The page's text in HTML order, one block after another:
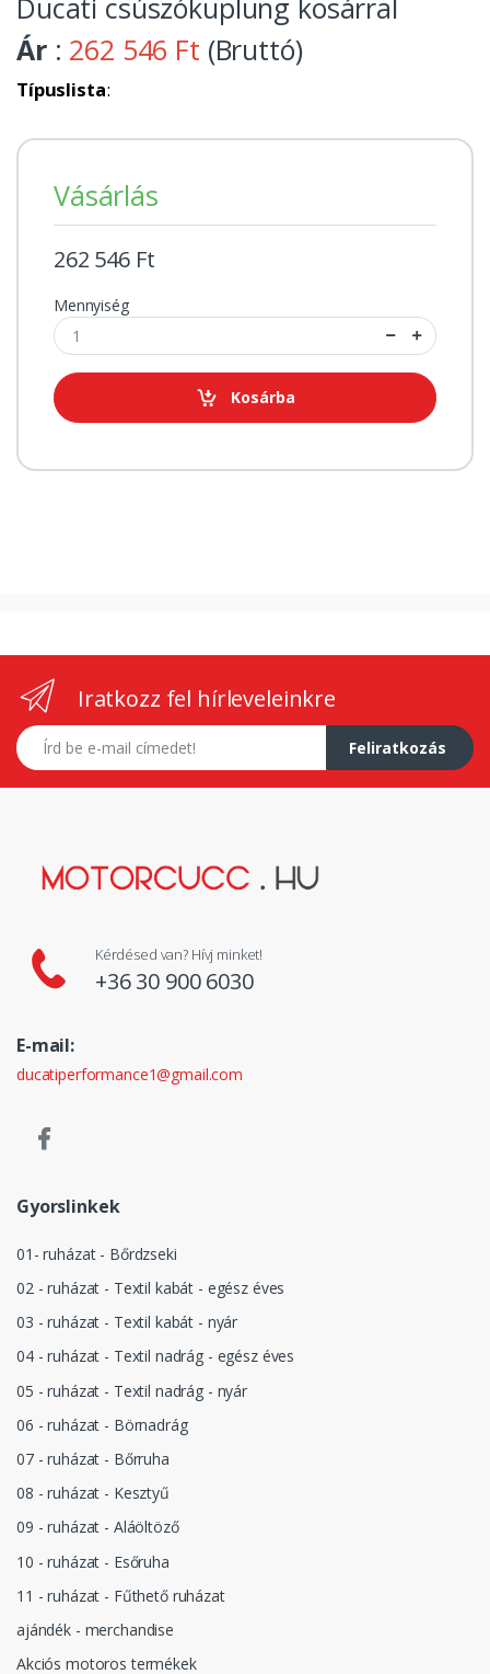
Ducati csúszókuplung kosárral
Ár : 262 546 Ft (Bruttó)
Típuslista:
Vásárlás
262 546 Ft
Mennyiség
Kosárba
Iratkozz fel hírleveleinkre
E-mail címed
Feliratkozás
Kérdésed van? Hívj minket!
+36 30 900 6030
E-mail:
ducatiperformance1@gmail.com
Gyorslinkek
01- ruházat - Bőrdzseki
02 - ruházat - Textil kabát - egész éves
03 - ruházat - Textil kabát - nyár
04 - ruházat - Textil nadrág - egész éves
05 - ruházat - Textil nadrág - nyár
06 - ruházat - Börnadrág
07 - ruházat - Bőrruha
08 - ruházat - Kesztyű
09 - ruházat - Aláöltöző
10 - ruházat - Esőruha
11 - ruházat - Fűthető ruházat
ajándék - merchandise
Akciós motoros termékek